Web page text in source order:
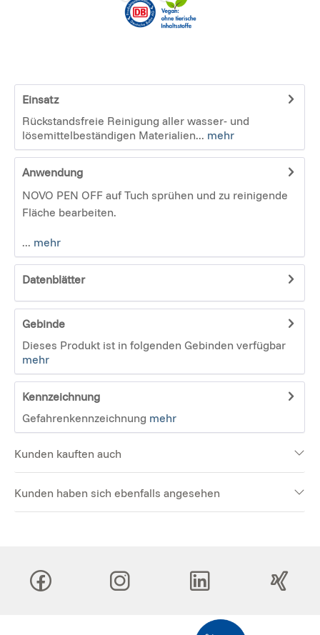
Einsatz
Rückstandsfreie Reinigung aller wasser- und
lösemittelbeständigen Materialien... mehr
Anwendung
NOVO PEN OFF auf Tuch sprühen und zu reinigende
Fläche bearbeiten.
... mehr
Datenblätter
Gebinde
Dieses Produkt ist in folgenden Gebinden verfügbar
mehr
Kennzeichnung
Gefahrenkennzeichnung mehr
Kunden kauften auch
Kunden haben sich ebenfalls angesehen